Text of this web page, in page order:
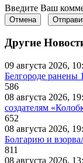
Введите Ваш
Отмена
Другие
09 августа 2026,
Белгороде ранены
586
08 августа 2026,
создателям
652
08 августа 2026,
Болгарию и
811
08 августа 2026,